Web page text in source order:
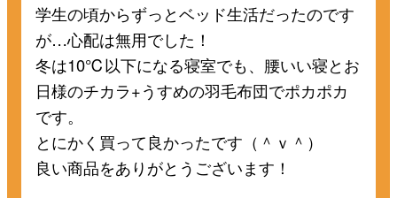
学生の頃からずっとベッド生活だったのです
が…心配は無用でした！
冬は10℃以下になる寝室でも、腰いい寝とお
日様のチカラ+うすめの羽毛布団でポカポカ
です。
とにかく買って良かったです（＾ｖ＾）
良い商品をありがとうございます！